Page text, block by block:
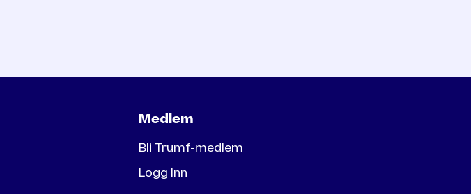
Medlem
Bli Trumf-medlem
Logg Inn